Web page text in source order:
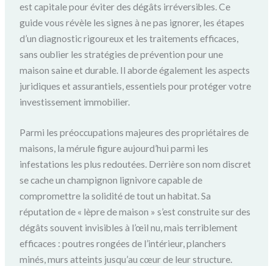
est capitale pour éviter des dégâts irréversibles. Ce
guide vous révèle les signes à ne pas ignorer, les étapes
d’un diagnostic rigoureux et les traitements efficaces,
sans oublier les stratégies de prévention pour une
maison saine et durable. Il aborde également les aspects
juridiques et assurantiels, essentiels pour protéger votre
investissement immobilier.
Parmi les préoccupations majeures des propriétaires de
maisons, la mérule figure aujourd’hui parmi les
infestations les plus redoutées. Derrière son nom discret
se cache un champignon lignivore capable de
compromettre la solidité de tout un habitat. Sa
réputation de « lèpre de maison » s’est construite sur des
dégâts souvent invisibles à l’œil nu, mais terriblement
efficaces : poutres rongées de l’intérieur, planchers
minés, murs atteints jusqu’au cœur de leur structure.